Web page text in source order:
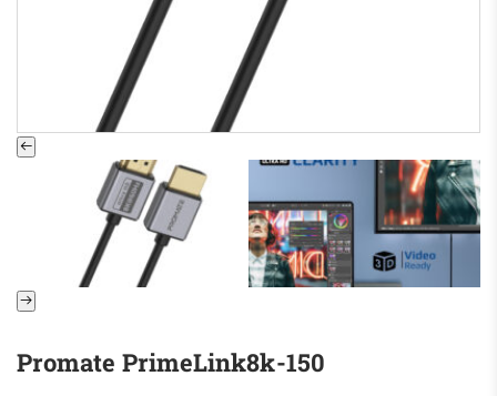
Promate PrimeLink8k-150